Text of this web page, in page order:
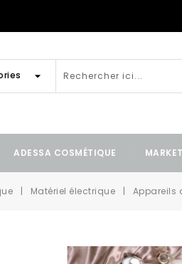
arrow_drop_down
ADESSA COSMÉTIQUE
Matériel électrique Appareils